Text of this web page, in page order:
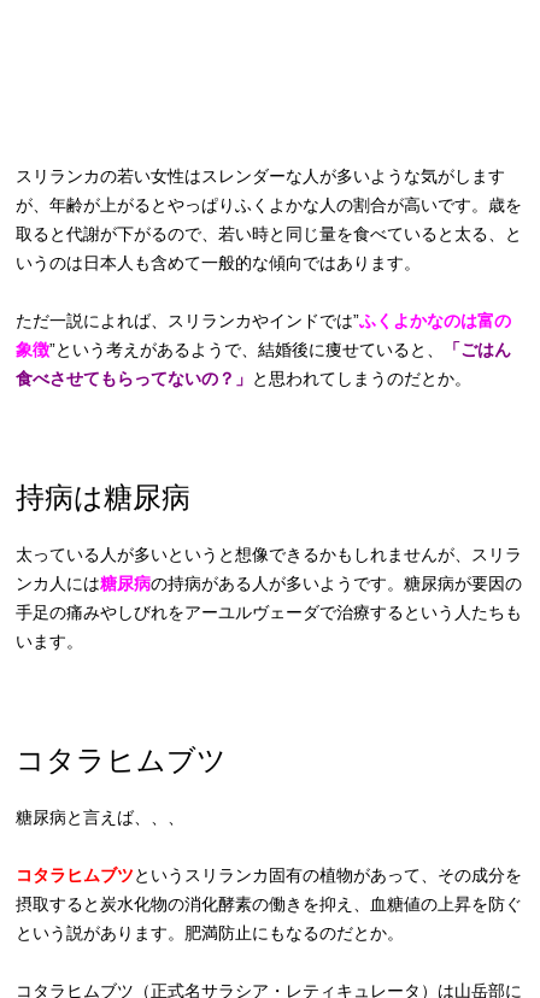
スリランカの若い女性はスレンダーな人が多いような気がします
が、年齢が上がるとやっぱりふくよかな人の割合が高いです。歳を
取ると代謝が下がるので、若い時と同じ量を食べていると太る、と
いうのは日本人も含めて一般的な傾向ではあります。
ただ一説によれば、スリランカやインドでは”ふくよかなのは富の
象徴”という考えがあるようで、結婚後に痩せていると、
「ごはん
食べさせてもらってないの？」 と思われてしまうのだとか。
持病は糖尿病
太っている人が多いというと想像できるかもしれませんが、スリラ
ンカ人には糖尿病の持病がある人が多いようです。糖尿病が要因の
手足の痛みやしびれをアーユルヴェーダで治療するという人たちも
います。
コタラヒムブツ
糖尿病と言えば、、、
コタラヒムブツというスリランカ固有の植物があって、その成分を
摂取すると炭水化物の消化酵素の働きを抑え、血糖値の上昇を防ぐ
という説があります。肥満防止にもなるのだとか。
コタラヒムブツ（正式名サラシア・レティキュレータ）は山岳部に